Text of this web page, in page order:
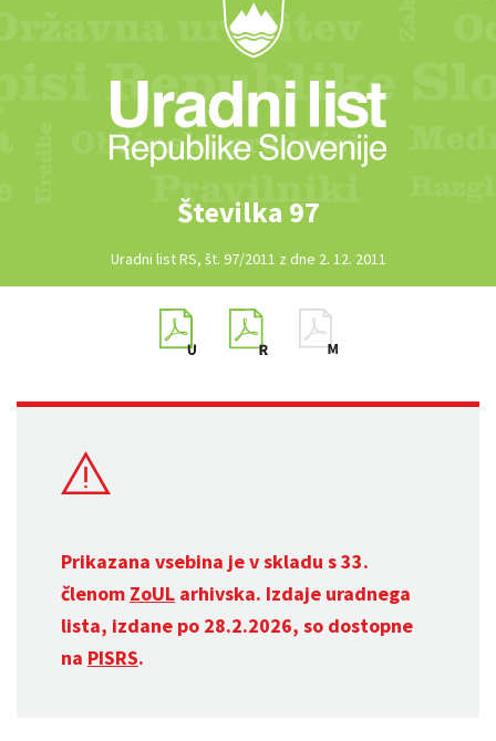
Številka 97
Uradni list RS, št. 97/2011 z dne 2. 12. 2011
Prikazana vsebina je v skladu s 33.
členom ZoUL arhivska. Izdaje uradnega
lista, izdane po 28.2.2026, so dostopne
na PISRS.